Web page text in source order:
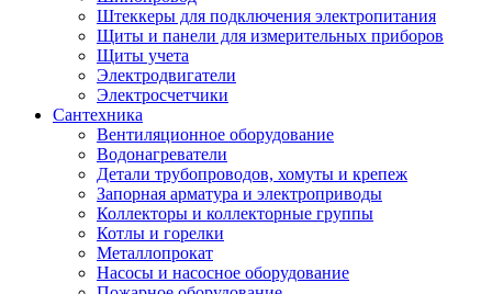
Штеккеры для подключения электропитания
Щиты и панели для измерительных приборов
Щиты учета
Электродвигатели
Электросчетчики
Сантехника
Вентиляционное оборудование
Водонагреватели
Детали трубопроводов, хомуты и крепеж
Запорная арматура и электроприводы
Коллекторы и коллекторные группы
Котлы и горелки
Металлопрокат
Насосы и насосное оборудование